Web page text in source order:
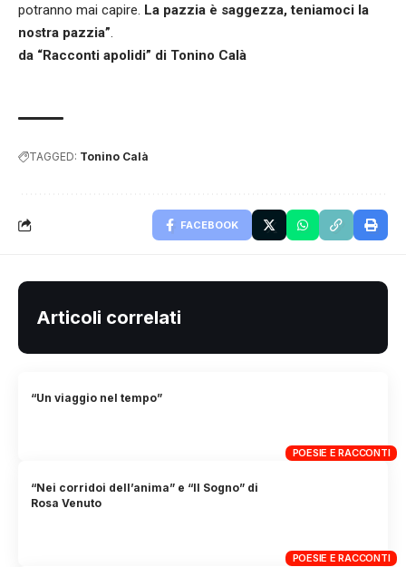
potranno mai capire. La pazzia è saggezza, teniamoci la
nostra pazzia”
da “Racconti apolidi” di Tonino Calà
TAGGED: Tonino Calà
FACEBOOK
Articoli correlati
POESIE E RACCONTI
“Un viaggio nel tempo”
POESIE E RACCONTI
“Nei corridoi dell’anima” e “Il Sogno” di
Rosa Venuto